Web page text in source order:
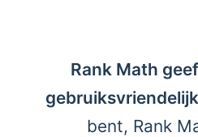
Rank Math
bent, Rank